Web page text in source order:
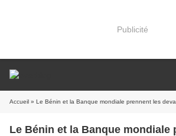
Publicité
Accueil » Le Bénin et la Banque mondiale prennent les devants
Le Bénin et la Banque mondiale